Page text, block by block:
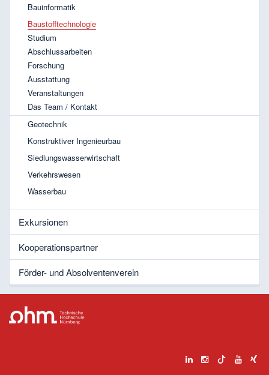
Bauinformatik
Baustofftechnologie
Studium
Abschlussarbeiten
Forschung
Ausstattung
Veranstaltungen
Das Team / Kontakt
Geotechnik
Konstruktiver Ingenieurbau
Siedlungswasserwirtschaft
Verkehrswesen
Wasserbau
Exkursionen
Kooperationspartner
Förder- und Absolventenverein